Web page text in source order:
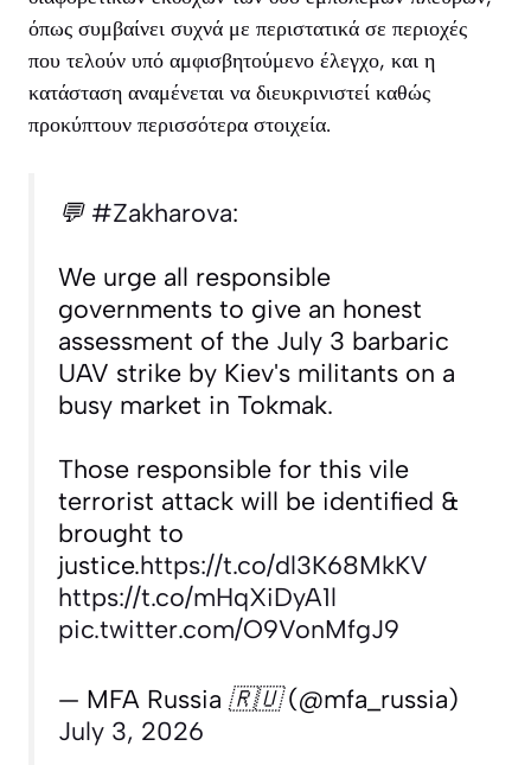
όπως συμβαίνει συχνά με περιστατικά σε περιοχές
που τελούν υπό αμφισβητούμενο έλεγχο, και η
κατάσταση αναμένεται να διευκρινιστεί καθώς
προκύπτουν περισσότερα στοιχεία.
💬 #Zakharova:
We urge all responsible
governments to give an honest
assessment of the July 3 barbaric
UAV strike by Kiev's militants on a
busy market in Tokmak.
Those responsible for this vile
terrorist attack will be identified &
brought to
justice.https://t.co/dl3K68MkKV
https://t.co/mHqXiDyA1l
pic.twitter.com/O9VonMfgJ9
— MFA Russia 🇷🇺 (@mfa_russia)
July 3, 2026